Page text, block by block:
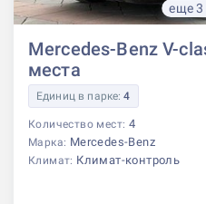
еще
Mercedes-Benz V-
места
Единиц в парке:4
Количество мест: 4
Марка: Mercedes-Benz
Климат: Климат-контроль